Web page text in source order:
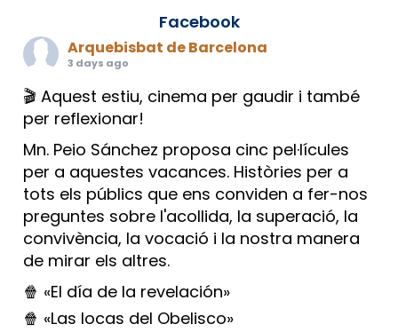
Facebook
Arquebisbat de Barcelona
3 days ago
🎬 Aquest estiu, cinema per gaudir i també
per reflexionar!
Mn. Peio Sánchez proposa cinc pel·lícules
per a aquestes vacances. Històries per a
tots els públics que ens conviden a fer-nos
preguntes sobre l'acollida, la superació, la
convivència, la vocació i la nostra manera
de mirar els altres.
🍿 «El día de la revelación»
🍿 «Las locas del Obelisco»